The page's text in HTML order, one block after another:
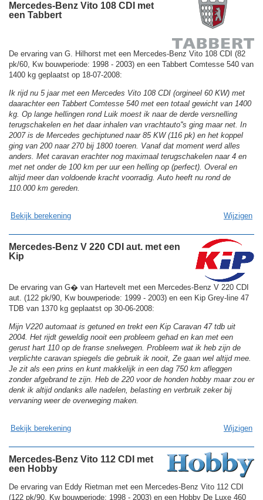
Mercedes-Benz Vito 108 CDI met
een Tabbert
De ervaring van G. Hilhorst met een Mercedes-Benz Vito 108 CDI (82
pk/60, Kw bouwperiode: 1998 - 2003) en een Tabbert Comtesse 540 van
1400 kg geplaatst op 18-07-2008:
Ik rijd nu 5 jaar met een Mercedes Vito 108 CDI (orgineel 60 KW) met
daarachter een Tabbert Comtesse 540 met een totaal gewicht van 1400
kg. Op lange hellingen rond Luik moest ik naar de derde versnelling
terugschakelen en het daar inhalen van vrachtauto''s ging maar net. In
2007 is de Mercedes gechiptuned naar 85 KW (116 pk) en het koppel
ging van 200 naar 270 bij 1800 toeren. Vanaf dat moment werd alles
anders. Met caravan erachter nog maximaal terugschakelen naar 4 en
met net onder de 100 km per uur een helling op (perfect). Overal en
altijd meer dan voldoende kracht voorradig. Auto heeft nu rond de
110.000 km gereden.
Bekijk berekening Wijzigen
Mercedes-Benz V 220 CDI aut. met een
Kip
De ervaring van G� van Hartevelt met een Mercedes-Benz V 220 CDI
aut. (122 pk/90, Kw bouwperiode: 1999 - 2003) en een Kip Grey-line 47
TDB van 1370 kg geplaatst op 30-06-2008:
Mijn V220 automaat is getuned en trekt een Kip Caravan 47 tdb uit
2004. Het rijdt geweldig nooit een probleem gehad en kan met een
gerust hart 110 op de franse snelwegen. Probleem wat ik heb zijn de
verplichte caravan spiegels die gebruik ik nooit, Ze gaan wel altijd mee.
Je zit als een prins en kunt makkelijk in een dag 750 km afleggen
zonder afgebrand te zijn. Heb de 220 voor de honden hobby maar zou er
denk ik altijd ondanks alle nadelen, belasting en verbruik zeker bij
vervaning weer de overweging maken.
Bekijk berekening Wijzigen
Mercedes-Benz Vito 112 CDI met
een Hobby
De ervaring van Eddy Rietman met een Mercedes-Benz Vito 112 CDI
(122 pk/90, Kw bouwperiode: 1998 - 2003) en een Hobby De Luxe 460